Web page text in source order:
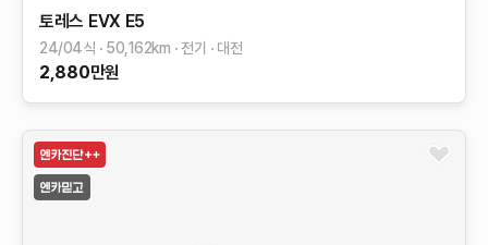
토레스 EVX E5
24/04식 50,162km 전기 대전
2,880만원